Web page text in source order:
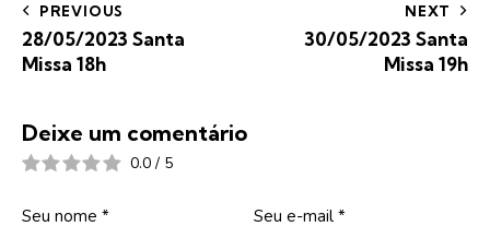
PREVIOUS
28/05/2023 Santa
Missa 18h
NEXT
30/05/2023 Santa
Missa 19h
Deixe um comentário
0.0 / 5